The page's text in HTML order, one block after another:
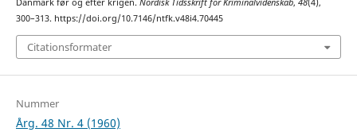
Danmark før og efter krigen. Nordisk Tidsskrift for Kriminalvidenskab, 48(4),
300–313. https://doi.org/10.7146/ntfk.v48i4.70445
Citationsformater
Nummer
Årg. 48 Nr. 4 (1960)